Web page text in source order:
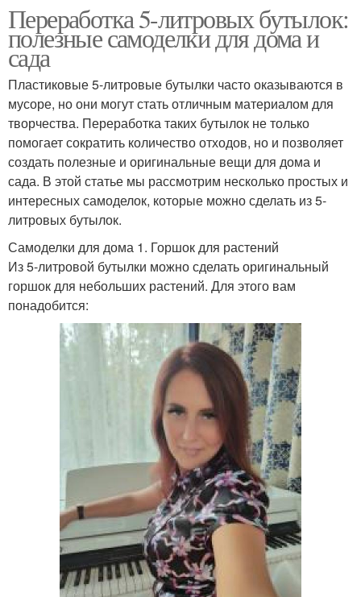
Переработка 5-литровых бутылок:
полезные самоделки для дома и
сада
Пластиковые 5-литровые бутылки часто оказываются в
мусоре, но они могут стать отличным материалом для
творчества. Переработка таких бутылок не только
помогает сократить количество отходов, но и позволяет
создать полезные и оригинальные вещи для дома и
сада. В этой статье мы рассмотрим несколько простых и
интересных самоделок, которые можно сделать из 5-
литровых бутылок.
Самоделки для дома 1. Горшок для растений
Из 5-литровой бутылки можно сделать оригинальный
горшок для небольших растений. Для этого вам
понадобится: